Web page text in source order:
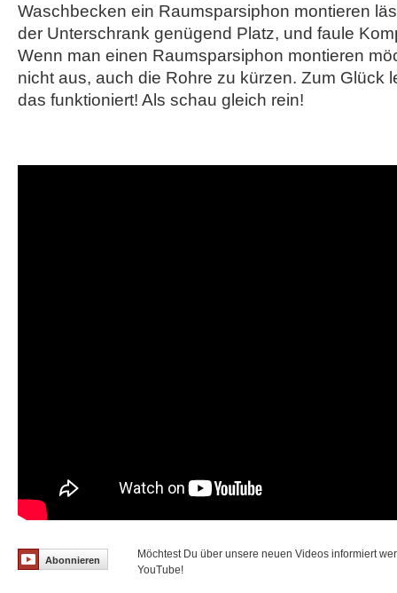
Waschbecken ein Raumsparsiphon montieren
der Unterschrank genügend Platz, und faule
Wenn man einen Raumsparsiphon montieren
nicht aus, auch die Rohre zu kürzen. Zum Glück
das funktioniert! Als schau gleich rein!
Abonnieren
Möchtest Du über unsere neuen Videos informiert
YouTube!